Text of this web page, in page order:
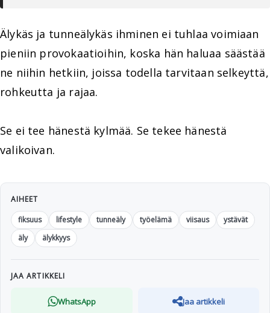
Älykäs ja tunneälykäs ihminen ei tuhlaa voimiaan
pieniin provokaatioihin, koska hän haluaa säästää
ne niihin hetkiin, joissa todella tarvitaan selkeyttä,
rohkeutta ja rajaa.
Se ei tee hänestä kylmää. Se tekee hänestä
valikoivan.
AIHEET
fiksuus
lifestyle tunneäly työelämä viisaus
ystävät
äly
älykkyys
JAA ARTIKKELI
WhatsApp Jaa artikkeli